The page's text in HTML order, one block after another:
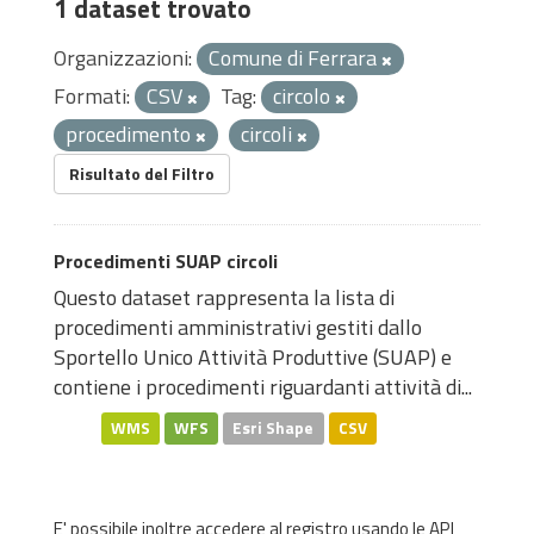
1 dataset trovato
Organizzazioni: Comune di Ferrara
Formati: CSV Tag: circolo
procedimento
circoli
Risultato del Filtro
Procedimenti SUAP circoli
Questo dataset rappresenta la lista di
procedimenti amministrativi gestiti dallo
Sportello Unico Attività Produttive (SUAP) e
contiene i procedimenti riguardanti attività di...
WMS WFS Esri Shape CSV